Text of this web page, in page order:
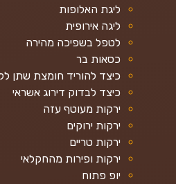
ליגת האלופות
ליגה אירופית
לטפל בשפיכה מהירה
כסאות בר
כיצד להוריד חומצת שתן
כיצד לבדוק דירוג אשראי
ירקות מעוטף עזה
ירקות ירוקים
ירקות טריים
ירקות ופירות מהחקלאי
יופ פתוח